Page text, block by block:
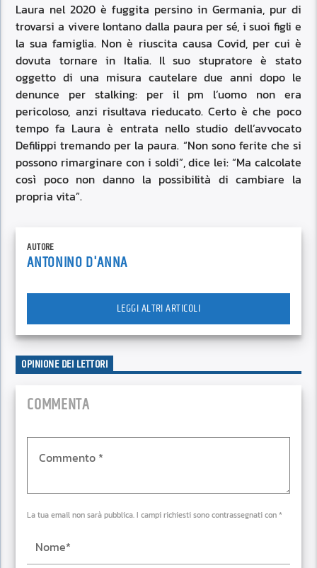
Laura nel 2020 è fuggita persino in Germania, pur di
trovarsi a vivere lontano dalla paura per sé, i suoi figli e
la sua famiglia. Non è riuscita causa Covid, per cui è
dovuta tornare in Italia. Il suo stupratore è stato
oggetto di una misura cautelare due anni dopo le
denunce per stalking: per il pm l’uomo non era
pericoloso, anzi risultava rieducato. Certo è che poco
tempo fa Laura è entrata nello studio dell’avvocato
Defilippi tremando per la paura. “Non sono ferite che si
possono rimarginare con i soldi”, dice lei: “Ma calcolate
così poco non danno la possibilità di cambiare la
propria vita”.
AUTORE
ANTONINO D'ANNA
LEGGI ALTRI ARTICOLI
OPINIONE DEI LETTORI
COMMENTA
La tua email non sarà pubblica. I campi richiesti sono contrassegnati con *